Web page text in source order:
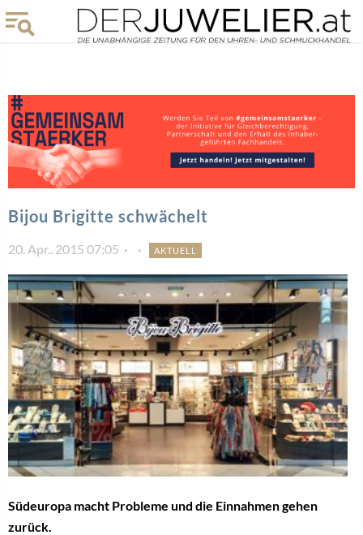
Bijou Brigitte schwächelt
20. Apr.. 2015 07:05 AKTUELL
Südeuropa macht Probleme und die Einnahmen gehen
zurück.